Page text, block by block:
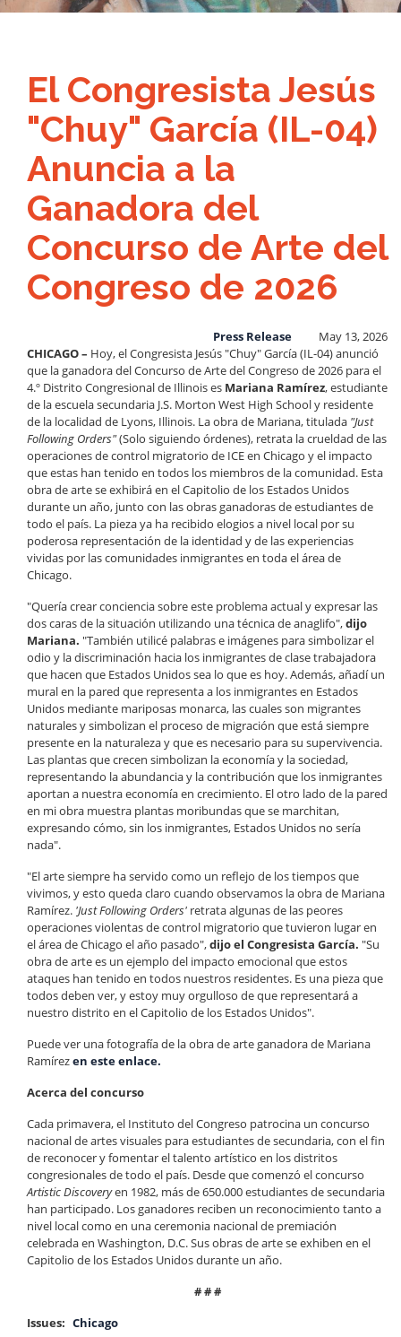
El Congresista Jesús
"Chuy" García (IL-04)
Anuncia a la
Ganadora del
Concurso de Arte del
Congreso de 2026
May 13, 2026
Press Release
CHICAGO – Hoy, el Congresista Jesús "Chuy" García (IL-04) anunció
que la ganadora del Concurso de Arte del Congreso de 2026 para el
4.º Distrito Congresional de Illinois es Mariana Ramírez, estudiante
de la escuela secundaria J.S. Morton West High School y residente
de la localidad de Lyons, Illinois. La obra de Mariana, titulada "Just
Following Orders"(Solo siguiendo órdenes), retrata la crueldad de las
operaciones de control migratorio de ICE en Chicago y el impacto
que estas han tenido en todos los miembros de la comunidad. Esta
obra de arte se exhibirá en el Capitolio de los Estados Unidos
durante un año, junto con las obras ganadoras de estudiantes de
todo el país. La pieza ya ha recibido elogios a nivel local por su
poderosa representación de la identidad y de las experiencias
vividas por las comunidades inmigrantes en toda el área de
Chicago.
"Quería crear conciencia sobre este problema actual y expresar las
dos caras de la situación utilizando una técnica de anaglifo",dijo
Mariana. "También utilicé palabras e imágenes para simbolizar el
odio y la discriminación hacia los inmigrantes de clase trabajadora
que hacen que Estados Unidos sea lo que es hoy. Además, añadí un
mural en la pared que representa a los inmigrantes en Estados
Unidos mediante mariposas monarca, las cuales son migrantes
naturales y simbolizan el proceso de migración que está siempre
presente en la naturaleza y que es necesario para su supervivencia.
Las plantas que crecen simbolizan la economía y la sociedad,
representando la abundancia y la contribución que los inmigrantes
aportan a nuestra economía en crecimiento. El otro lado de la pared
en mi obra muestra plantas moribundas que se marchitan,
expresando cómo, sin los inmigrantes, Estados Unidos no sería
nada".
"El arte siempre ha servido como un reflejo de los tiempos que
vivimos, y esto queda claro cuando observamos la obra de Mariana
Ramírez. 'Just Following Orders' retrata algunas de las peores
operaciones violentas de control migratorio que tuvieron lugar en
el área de Chicago el año pasado",dijo el Congresista García. "Su
obra de arte es un ejemplo del impacto emocional que estos
ataques han tenido en todos nuestros residentes. Es una pieza que
todos deben ver, y estoy muy orgulloso de que representará a
nuestro distrito en el Capitolio de los Estados Unidos".
Puede ver una fotografía de la obra de arte ganadora de Mariana
Ramírezen este enlace.
Acerca del concurso
Cada primavera, el Instituto del Congreso patrocina un concurso
nacional de artes visuales para estudiantes de secundaria, con el fin
de reconocer y fomentar el talento artístico en los distritos
congresionales de todo el país. Desde que comenzó el concurso
Artistic Discoveryen 1982, más de 650.000 estudiantes de secundaria
han participado. Los ganadores reciben un reconocimiento tanto a
nivel local como en una ceremonia nacional de premiación
celebrada en Washington, D.C. Sus obras de arte se exhiben en el
Capitolio de los Estados Unidos durante un año.
# # #
Issues: Chicago